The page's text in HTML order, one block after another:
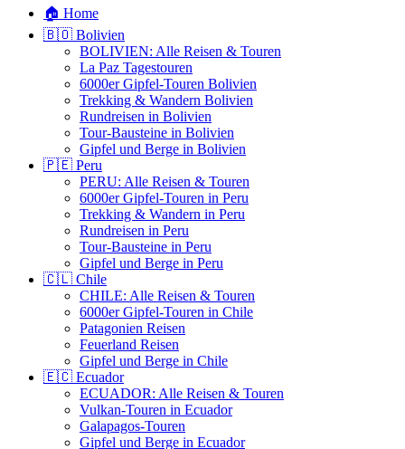
🏠 Home
🇧🇴 Bolivien
BOLIVIEN: Alle Reisen & Touren
La Paz Tagestouren
6000er Gipfel-Touren Bolivien
Trekking & Wandern Bolivien
Rundreisen in Bolivien
Tour-Bausteine in Bolivien
Gipfel und Berge in Bolivien
🇵🇪 Peru
PERU: Alle Reisen & Touren
6000er Gipfel-Touren in Peru
Trekking & Wandern in Peru
Rundreisen in Peru
Tour-Bausteine in Peru
Gipfel und Berge in Peru
🇨🇱 Chile
CHILE: Alle Reisen & Touren
6000er Gipfel-Touren in Chile
Patagonien Reisen
Feuerland Reisen
Gipfel und Berge in Chile
🇪🇨 Ecuador
ECUADOR: Alle Reisen & Touren
Vulkan-Touren in Ecuador
Galapagos-Touren
Gipfel und Berge in Ecuador